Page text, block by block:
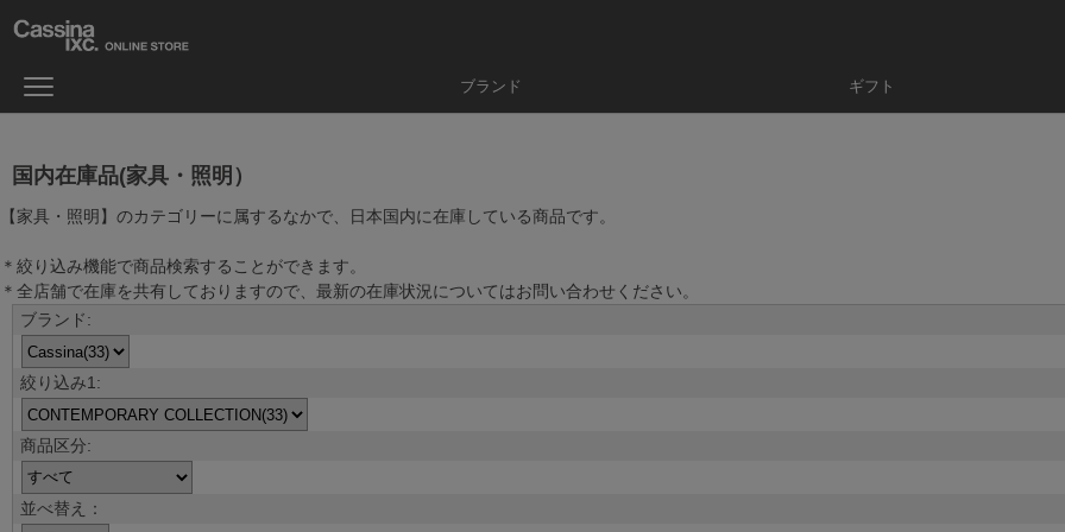
ブランド ギフト
国内在庫品(家具・照明）
【家具・照明】のカテゴリーに属するなかで、日本国内に在庫している商品です。
＊絞り込み機能で商品検索することができます。
＊全店舗で在庫を共有しておりますので、最新の在庫状況についてはお問い合わせください。
並べ替え：